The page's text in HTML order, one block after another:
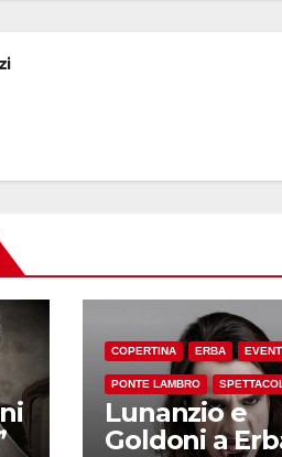
COPERTINA ERBA
PONTE LAMBRO
Lunanzio e
Goldoni a